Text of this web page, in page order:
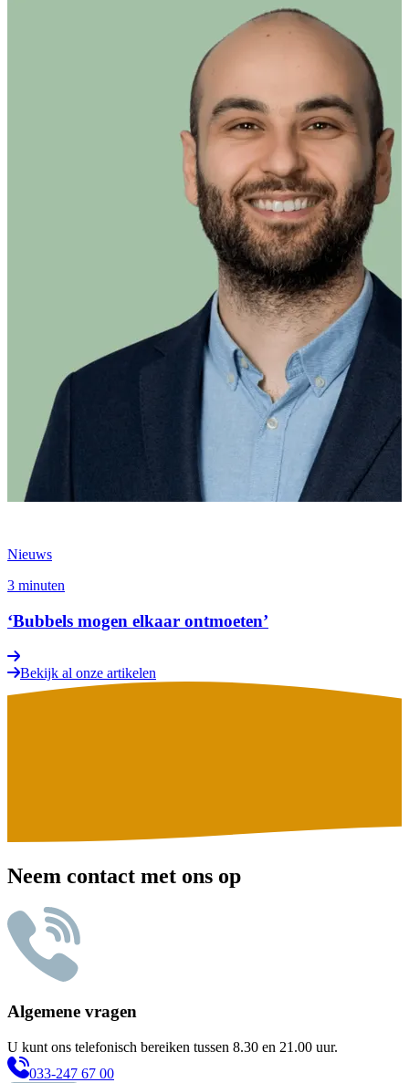
Nieuws
3 minuten
‘Bubbels mogen elkaar ontmoeten’
Bekijk al onze artikelen
Neem contact met ons op
Algemene vragen
U kunt ons telefonisch bereiken tussen 8.30 en 21.00 uur.
033-247 67 00